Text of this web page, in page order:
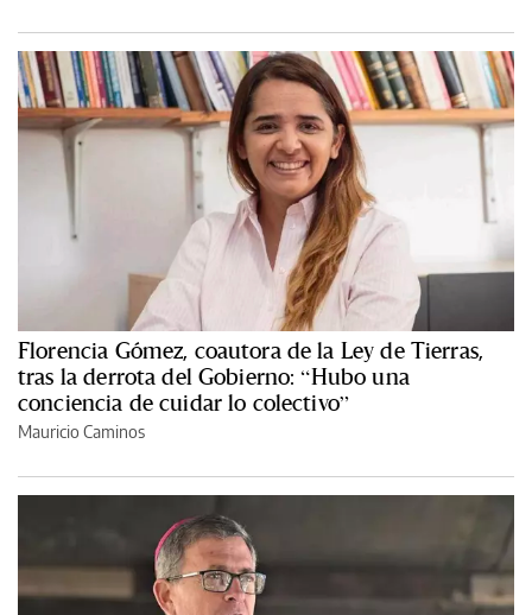
Florencia Gómez, coautora de la Ley de Tierras,
tras la derrota del Gobierno: “Hubo una
conciencia de cuidar lo colectivo”
Mauricio Caminos